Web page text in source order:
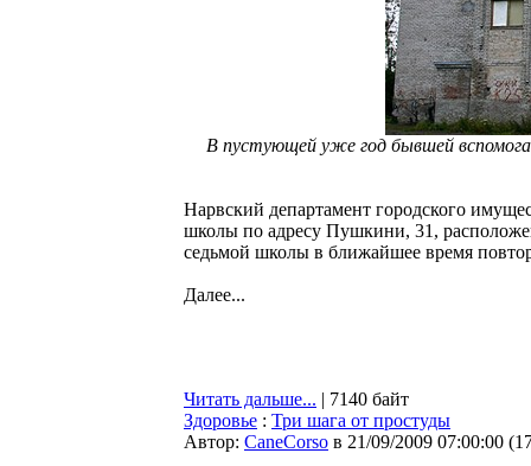
В пустующей уже год бывшей
Нарвский департамент городского
школы по адресу Пушкини, 31,
седьмой школы в ближайшее время
Далее...
Читать дальше... | 7140 байт
Здоровье : Три шага от простуды
Автор: CaneCorso в 21/09/2009 07:00:00 (